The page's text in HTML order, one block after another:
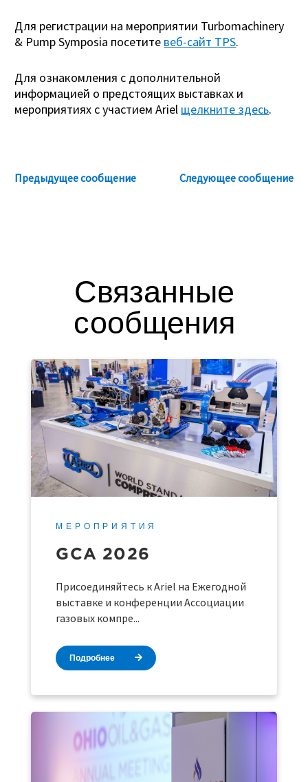
Для регистрации на мероприятии Turbomachinery
& Pump Symposia посетите веб-сайт TPS.
Для ознакомления с дополнительной
информацией о предстоящих выставках и
мероприятиях с участием Ariel щелкните здесь.
Предыдущее сообщение Следующее сообщение
Связанные
сообщения
МЕРОПРИЯТИЯ
GCA 2026
Присоединяйтесь к Ariel на Ежегодной
выставке и конференции Ассоциации
газовых компре...
Подробнее